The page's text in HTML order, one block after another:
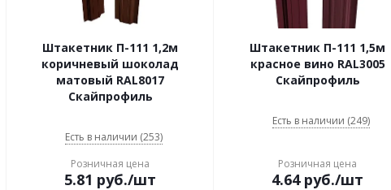
Штакетник П-111 1,2м
коричневый шоколад
матовый RAL8017
Скайпрофиль
Есть в наличии (253)
Розничная цена
5.81 руб./шт
Штакетник П-111 1,5м
красное вино RAL3005
Скайпрофиль
Есть в наличии (249)
Розничная цена
4.64руб./шт